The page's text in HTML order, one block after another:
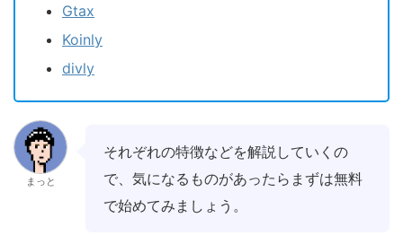
Gtax
Koinly
divly
まっと
それぞれの特徴などを解説していくの
で、気になるものがあったらまずは無料
で始めてみましょう。